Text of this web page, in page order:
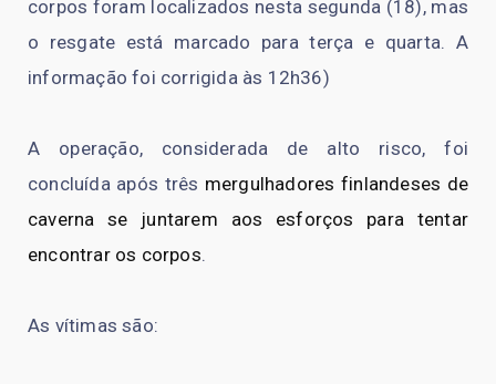
corpos foram localizados nesta segunda (18), mas
o resgate está marcado para terça e quarta. A
informação foi corrigida às 12h36)
A operação, considerada de alto risco, foi
concluída após três mergulhadores finlandeses de
caverna se juntarem aos esforços para tentar
encontrar os corpos.
As vítimas são: